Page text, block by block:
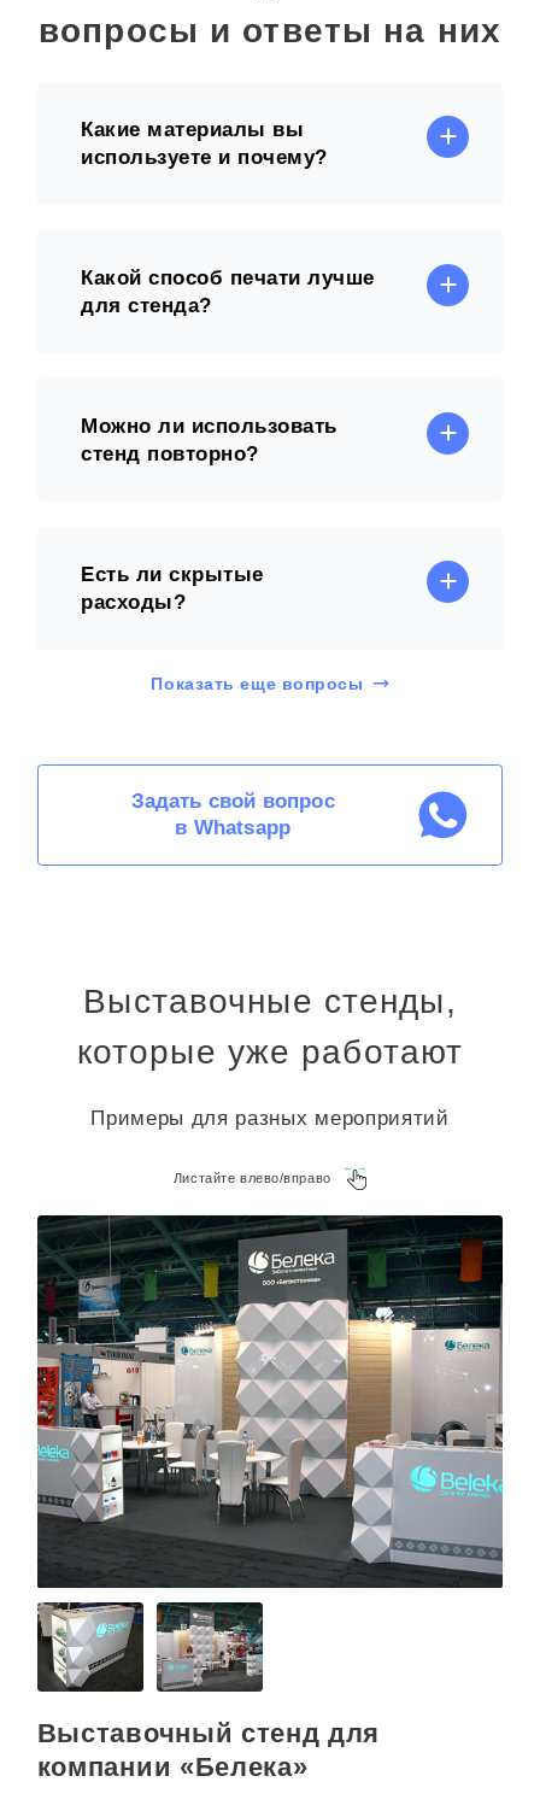
вопросы и ответы на них
Какие материалы вы
используете и почему?
Какой способ печати лучше
для стенда?
Можно ли использовать
стенд повторно?
Есть ли скрытые
расходы?
Показать еще вопросы
Задать свой вопрос
в Whatsapp
Выставочные стенды,
которые уже работают
Примеры для разных мероприятий
Листайте влево/вправо
Выставочный стенд для
компании «Белека»